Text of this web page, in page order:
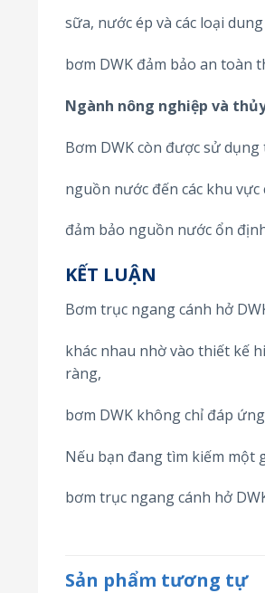
sữa, nước ép và các loại
bơm DWK đảm bảo an toàn
Ngành nông nghiệp và
Bơm DWK còn được sử
nguồn nước đến các khu
đảm bảo nguồn nước ổn
KẾT LUẬN
Bơm trục ngang cánh hở
khác nhau nhờ vào thiết kế
ràng,
bơm DWK không chỉ đáp
Nếu bạn đang tìm kiếm một
bơm trục ngang cánh hở
Sản phẩm tương tự